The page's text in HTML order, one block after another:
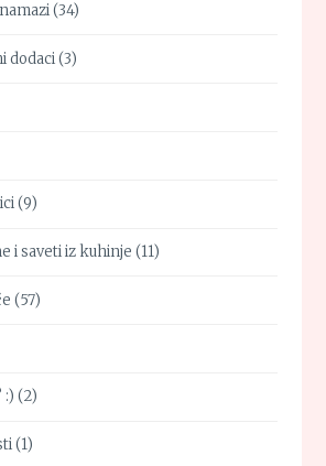
(34)
dodaci(3)
(9)
i saveti iz kuhinje (11)
(57)
:) (2)
(1)